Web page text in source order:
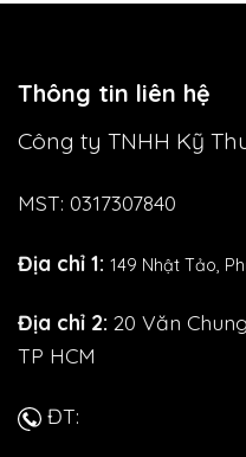
Thông tin liên hệ
Công ty TNHH Kỹ
MST: 0317307840
Địa chỉ 1: 149 Nhật Tảo,
Địa chỉ 2: 20 Văn
TP HCM
ĐT: